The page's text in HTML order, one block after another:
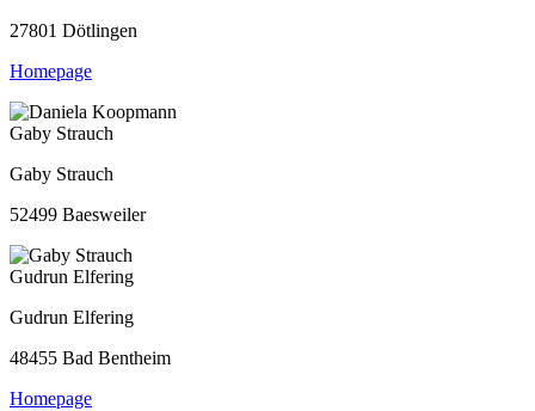
27801 Dötlingen
Homepage
Gaby Strauch
Gaby Strauch
52499 Baesweiler
Gudrun Elfering
Gudrun Elfering
48455 Bad Bentheim
Homepage